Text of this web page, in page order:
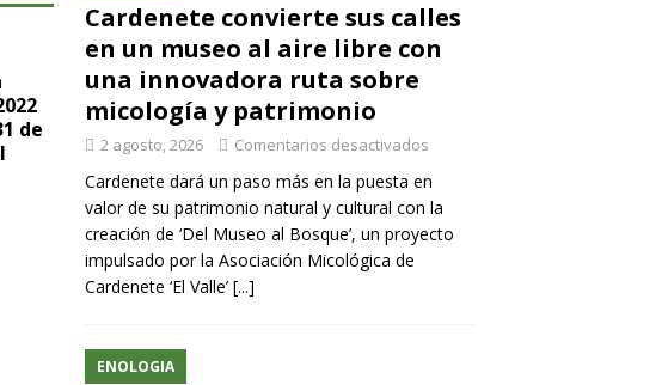
de
Cardenete convierte sus calles
en un museo al aire libre con
una innovadora ruta sobre
micología y patrimonio
2 agosto, 2026 Comentarios desactivados
Cardenete dará un paso más en la puesta en
valor de su patrimonio natural y cultural con la
creación de ‘Del Museo al Bosque’, un proyecto
impulsado por la Asociación Micológica de
Cardenete ‘El Valle’ [...]
ENOLOGIA